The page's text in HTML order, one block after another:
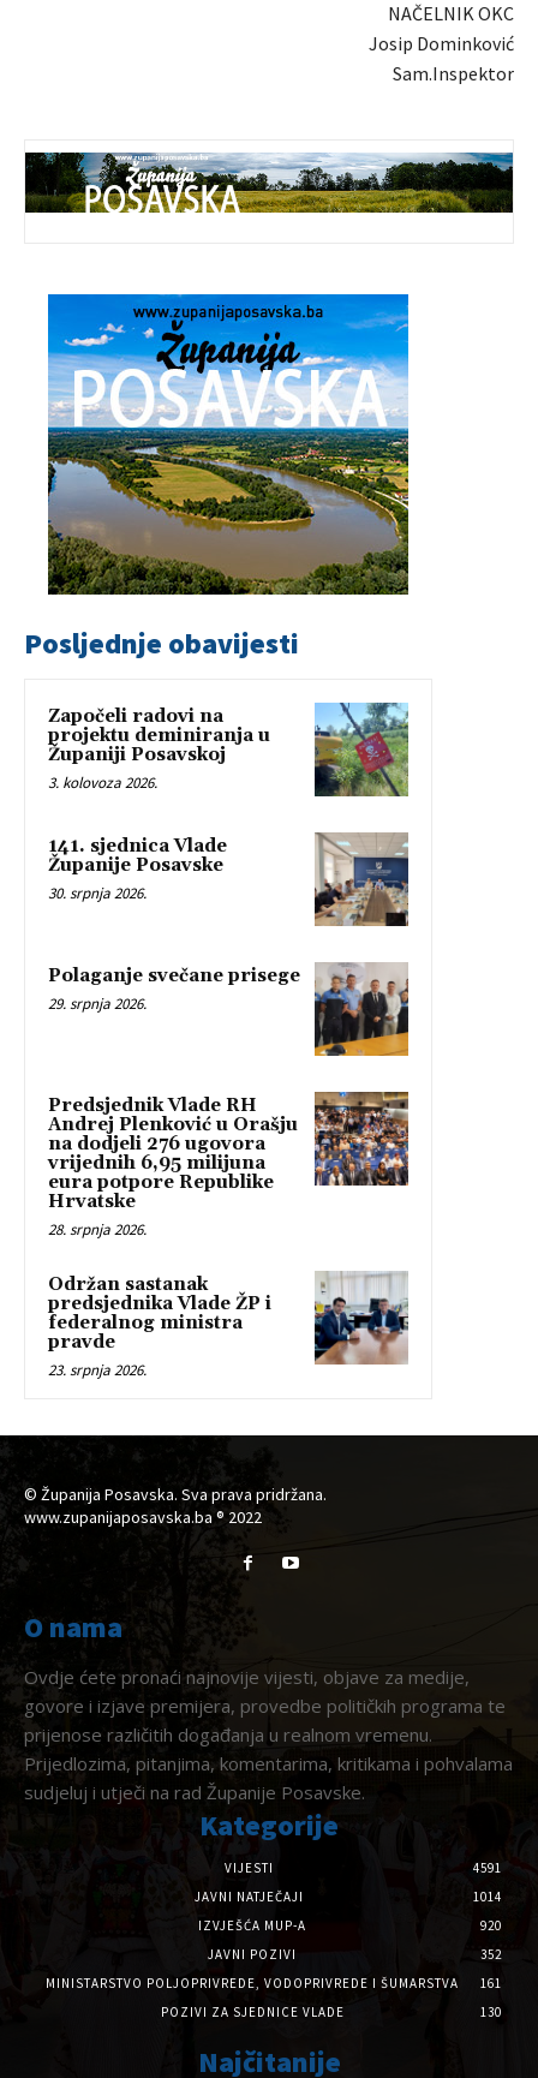
NAČELNIK OKC
Josip Dominković
Sam.Inspektor
Posljednje obavijesti
Započeli radovi na
projektu deminiranja u
Županiji Posavskoj
3. kolovoza 2026.
141. sjednica Vlade
Županije Posavske
30. srpnja 2026.
Polaganje svečane prisege
29. srpnja 2026.
Predsjednik Vlade RH
Andrej Plenković u Orašju
na dodjeli 276 ugovora
vrijednih 6,95 milijuna
eura potpore Republike
Hrvatske
28. srpnja 2026.
Održan sastanak
predsjednika Vlade ŽP i
federalnog ministra
pravde
23. srpnja 2026.
© Županija Posavska. Sva prava pridržana.
www.zupanijaposavska.ba ® 2022
O nama
Ovdje ćete pronaći najnovije vijesti, objave za medije,
govore i izjave premijera, provedbe političkih programa te
prijenose različitih događanja u realnom vremenu.
Prijedlozima, pitanjima, komentarima, kritikama i pohvalama
sudjeluj i utječi na rad Županije Posavske.
Kategorije
VIJESTI
4591
JAVNI NATJEČAJI
1014
IZVJEŠĆA MUP-A
920
JAVNI POZIVI
352
MINISTARSTVO POLJOPRIVREDE, VODOPRIVREDE I ŠUMARSTVA
161
POZIVI ZA SJEDNICE VLADE
130
Najčitanije